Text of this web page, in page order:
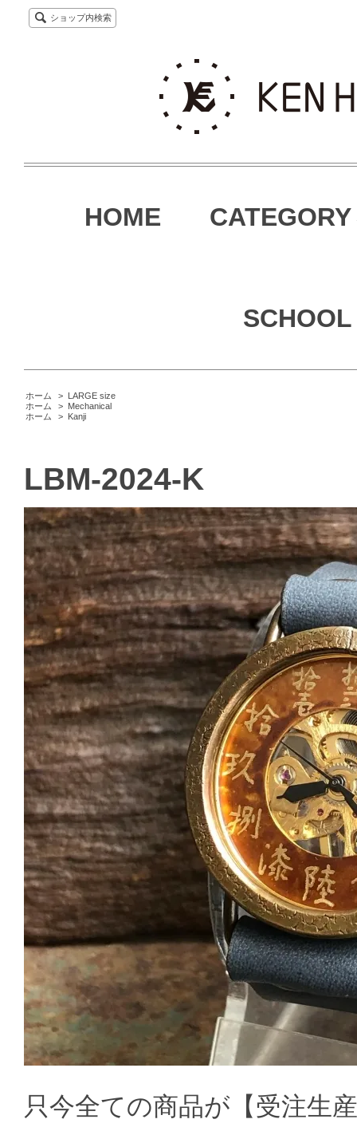
ショップ内検索
HOME CATEGORY
SCHOOL
ホーム > LARGE size
ホーム
> Mechanical
ホーム
> Kanji
LBM-2024-K
只今全ての商品が【受注生